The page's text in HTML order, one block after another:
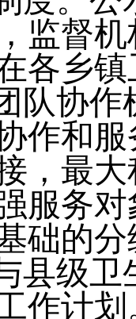
监督
各乡
队协作
作和
，最
服务
础的
县级卫
作计划